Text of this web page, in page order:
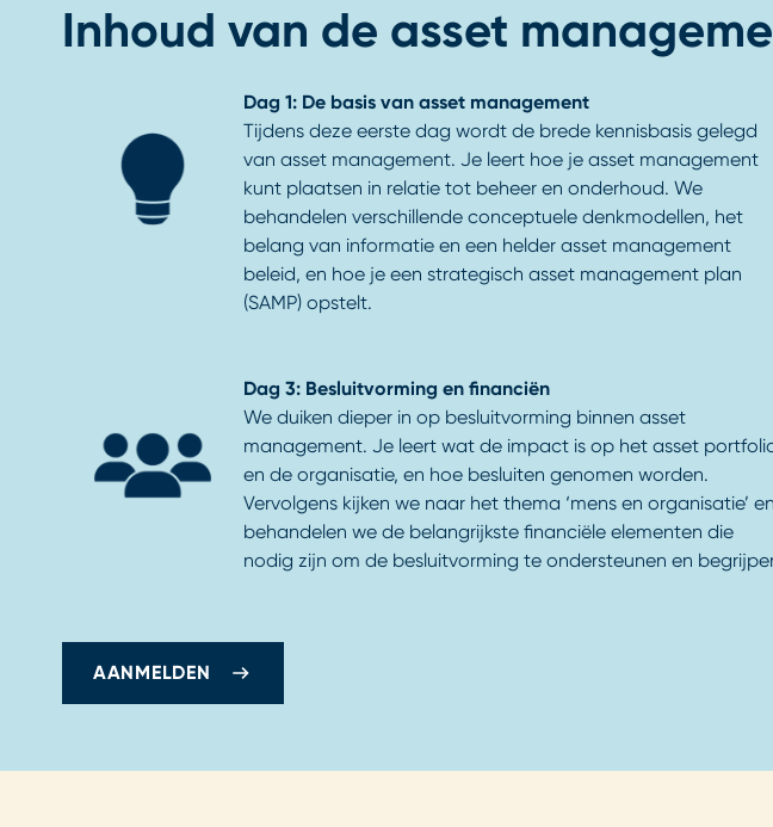
Inhoud van de asset
Dag 1: De basis van asset management
Tijdens deze eerste dag wordt de brede kennisbasis gelegd
van asset management. Je leert hoe je asset management
kunt plaatsen in relatie tot beheer en onderhoud. We
behandelen verschillende conceptuele denkmodellen, het
belang van informatie en een helder asset management
beleid, en hoe je een strategisch asset management plan
(SAMP) opstelt.
Dag 3: Besluitvorming en financiën
We duiken dieper in op besluitvorming binnen asset
management. Je leert wat de impact is op het asset
en de organisatie, en hoe besluiten genomen worden.
Vervolgens kijken we naar het thema ‘mens en organisatie’ en
behandelen we de belangrijkste financiële elementen die
nodig zijn om de besluitvorming te ondersteunen en
AANMELDEN